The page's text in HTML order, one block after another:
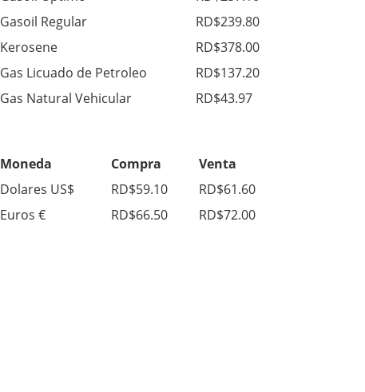
Gasoil Regular
RD$239.80
Kerosene
RD$378.00
Gas Licuado de Petroleo
RD$137.20
Gas Natural Vehicular
RD$43.97
Moneda Compra
Venta
Dolares US$
RD$59.10
RD$61.60
Euros €
RD$66.50 RD$72.00